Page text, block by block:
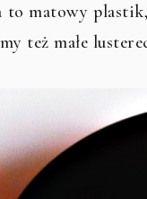
to matowy
też małe